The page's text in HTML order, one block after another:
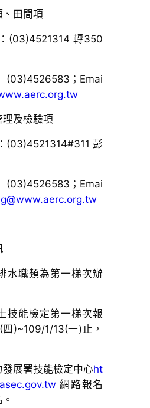
、田間項
(03)4521314 轉350
；Emai
及檢驗項
(03)4521314#311 彭
；Emai
水職類為第一梯次辦
技能檢定第一梯次報
)~109/1/13(一)止，
展署技能檢定中心ht
網路報名